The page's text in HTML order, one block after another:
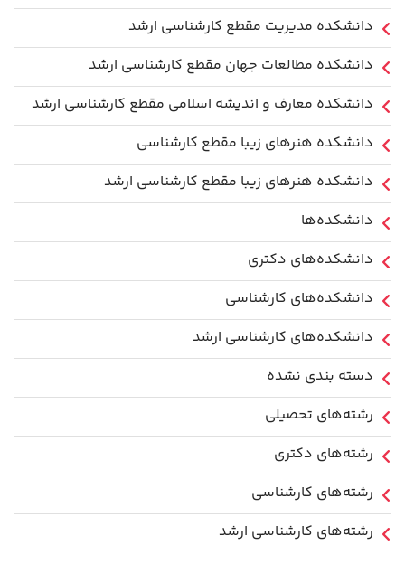
دانشکده مدیریت مقطع کارشناسی ارشد
دانشکده مطالعات جهان مقطع کارشناسی ارشد
دانشکده معارف و اندیشه اسلامی مقطع کارشناسی ارشد
دانشکده هنرهای زیبا مقطع کارشناسی
دانشکده هنرهای زیبا مقطع کارشناسی ارشد
دانشکده‌ها
دانشکده‌های دکتری
دانشکده‌های کارشناسی
دانشکده‌های کارشناسی ارشد
دسته بندی نشده
رشته‌های تحصیلی
رشته‌های دکتری
رشته‌های کارشناسی
رشته‌های کارشناسی ارشد